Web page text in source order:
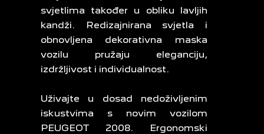
svjetlima također u obliku lavljih
kandži. Redizajnirana svjetla i
obnovljena dekorativna maska
vozilu pružaju eleganciju,
izdržljivost i individualnost.
Uživajte u dosad nedoživljenim
iskustvima s novim vozilom
PEUGEOT 2008. Ergonomski